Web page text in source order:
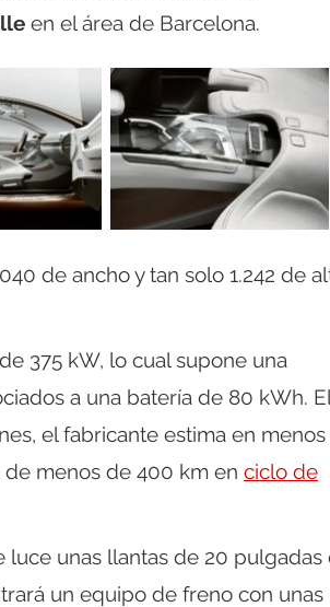
en el área de Barcelona.
de ancho y tan solo 1.242 de
375 kW, lo cual supone una
a una batería de 80 kWh. El
el fabricante estima en
menos de 400 km en ciclo de
luce unas llantas de 20 pulgadas
un equipo de freno con unas